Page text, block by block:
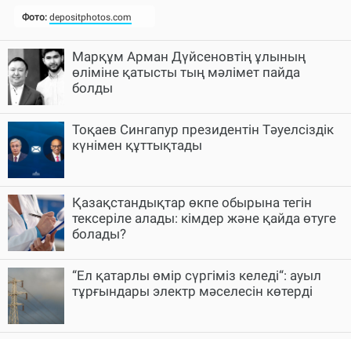
Марқұм Арман Дүйсеновтің ұлының
өліміне қатысты тың мәлімет пайда
болды
Тоқаев Сингапур президентін Тәуелсіздік
күнімен құттықтады
Қазақстандықтар өкпе обырына тегін
тексеріле алады: кімдер және қайда өтуге
болады?
“Ел қатарлы өмір сүргіміз келеді“: ауыл
тұрғындары электр мәселесін көтерді